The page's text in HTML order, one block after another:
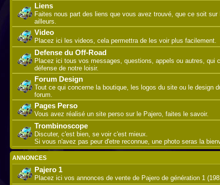
Liens
Faites nous part des liens que vous avez trouvé, que ce soit sur
ailleurs.
Video
Placez ici les videos, cela permettra de les voir plus facilement.
Defense du Off-Road
Placez ici tous vos messages, questions, appels ou autres, qui
défense de notre loisir.
Forum Design
Tout ce qui concerne la boutique, les logos du site ou le design
forum.
Pages Perso
Vous avez réalisé un site perso sur le Pajero, faites le savoir.
Trombinoscope
Discuter, c'est bien, se voir c'est mieux.
Si vous n'avez pas peur d'etre reconnue, une photo seras la
ANNONCES
Pajero 1
Placez ici vos annonces de vente de Pajero de génération 1